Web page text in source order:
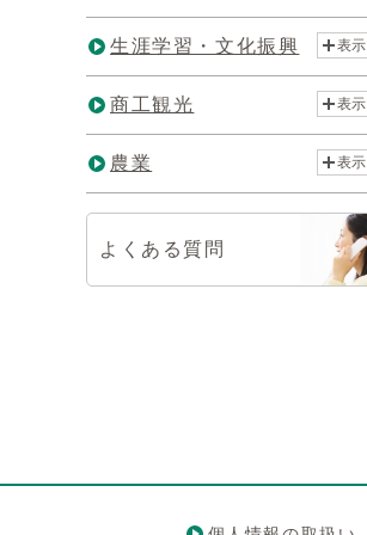
生涯学習・文化振興 表示
商工観光 表示
農業 表示
よくある質問